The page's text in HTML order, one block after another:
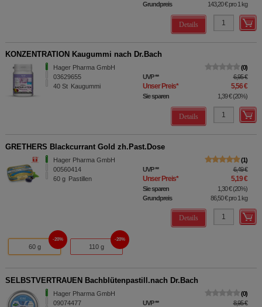
Grundpreis
143,20 €pro 1 kg
Details
KONZENTRATION Kaugummi nach Dr.Bach
Hager Pharma GmbH
03629655
40 St Kaugummi
0
UVP** 6,95 €
Unser Preis* 5,56 €
Sie sparen 1,39 €(20%)
Details
GRETHERS Blackcurrant Gold zh.Past.Dose
Hager Pharma GmbH
00560414
60 g Pastillen
1
UVP** 6,49 €
Unser Preis* 5,19 €
Sie sparen 1,30 €(20%)
Grundpreis
86,50 €pro 1 kg
Details
60 g
20%
110 g
20%
SELBSTVERTRAUEN Bachblütenpastill.nach Dr.Bach
Hager Pharma GmbH
09074477
0
UVP** 8,95 €